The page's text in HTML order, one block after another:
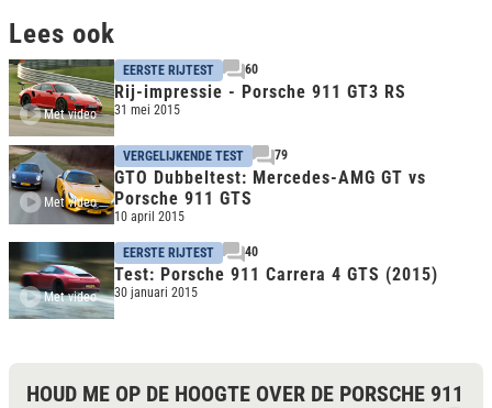
Lees ook
Met video
EERSTE RIJTEST 60
Rij-impressie - Porsche 911 GT3 RS
31 mei 2015
Met video
VERGELIJKENDE TEST 79
GTO Dubbeltest: Mercedes-AMG GT vs
Porsche 911 GTS
10 april 2015
Met video
EERSTE RIJTEST 40
Test: Porsche 911 Carrera 4 GTS (2015)
30 januari 2015
HOUD ME OP DE HOOGTE OVER DE PORSCHE 911